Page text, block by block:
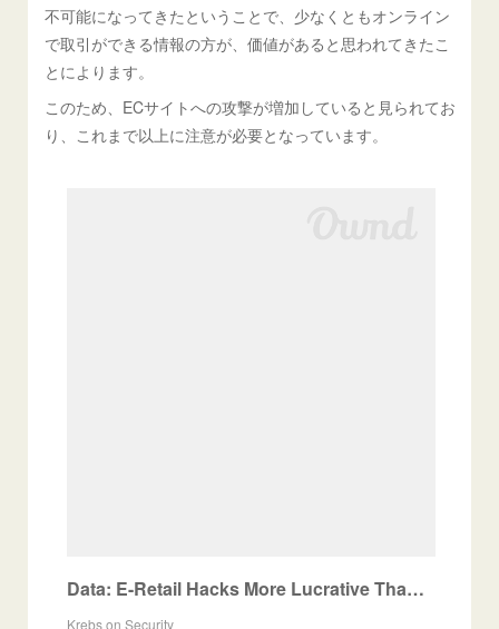
不可能になってきたということで、少なくともオンライン
で取引ができる情報の方が、価値があると思われてきたこ
とによります。
このため、ECサイトへの攻撃が増加していると見られてお
り、これまで以上に注意が必要となっています。
Data: E-Retail Hacks More Lucrative Than Ever — Krebs on Security
Krebs on Security